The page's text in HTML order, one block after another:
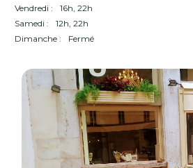
Vendredi :
16h, 22h
Samedi :
12h, 22h
Dimanche :
Fermé